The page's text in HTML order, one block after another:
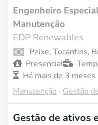
Engenheiro
Manutenção
EDP Renewables
Peixe, Tocantins,
Presencial
Há mais de 3 meses
Manutenção · Gestão
Gestão de ativos